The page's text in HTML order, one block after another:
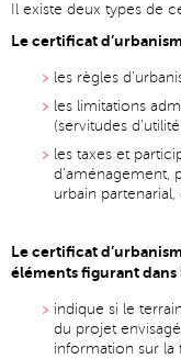
Il existe deux types de
Le certificat
les règles
les limitations
(servitudes
les taxes et
urbain partenarial,
Le certificat
éléments figurant
indique si le
du projet
information sur la